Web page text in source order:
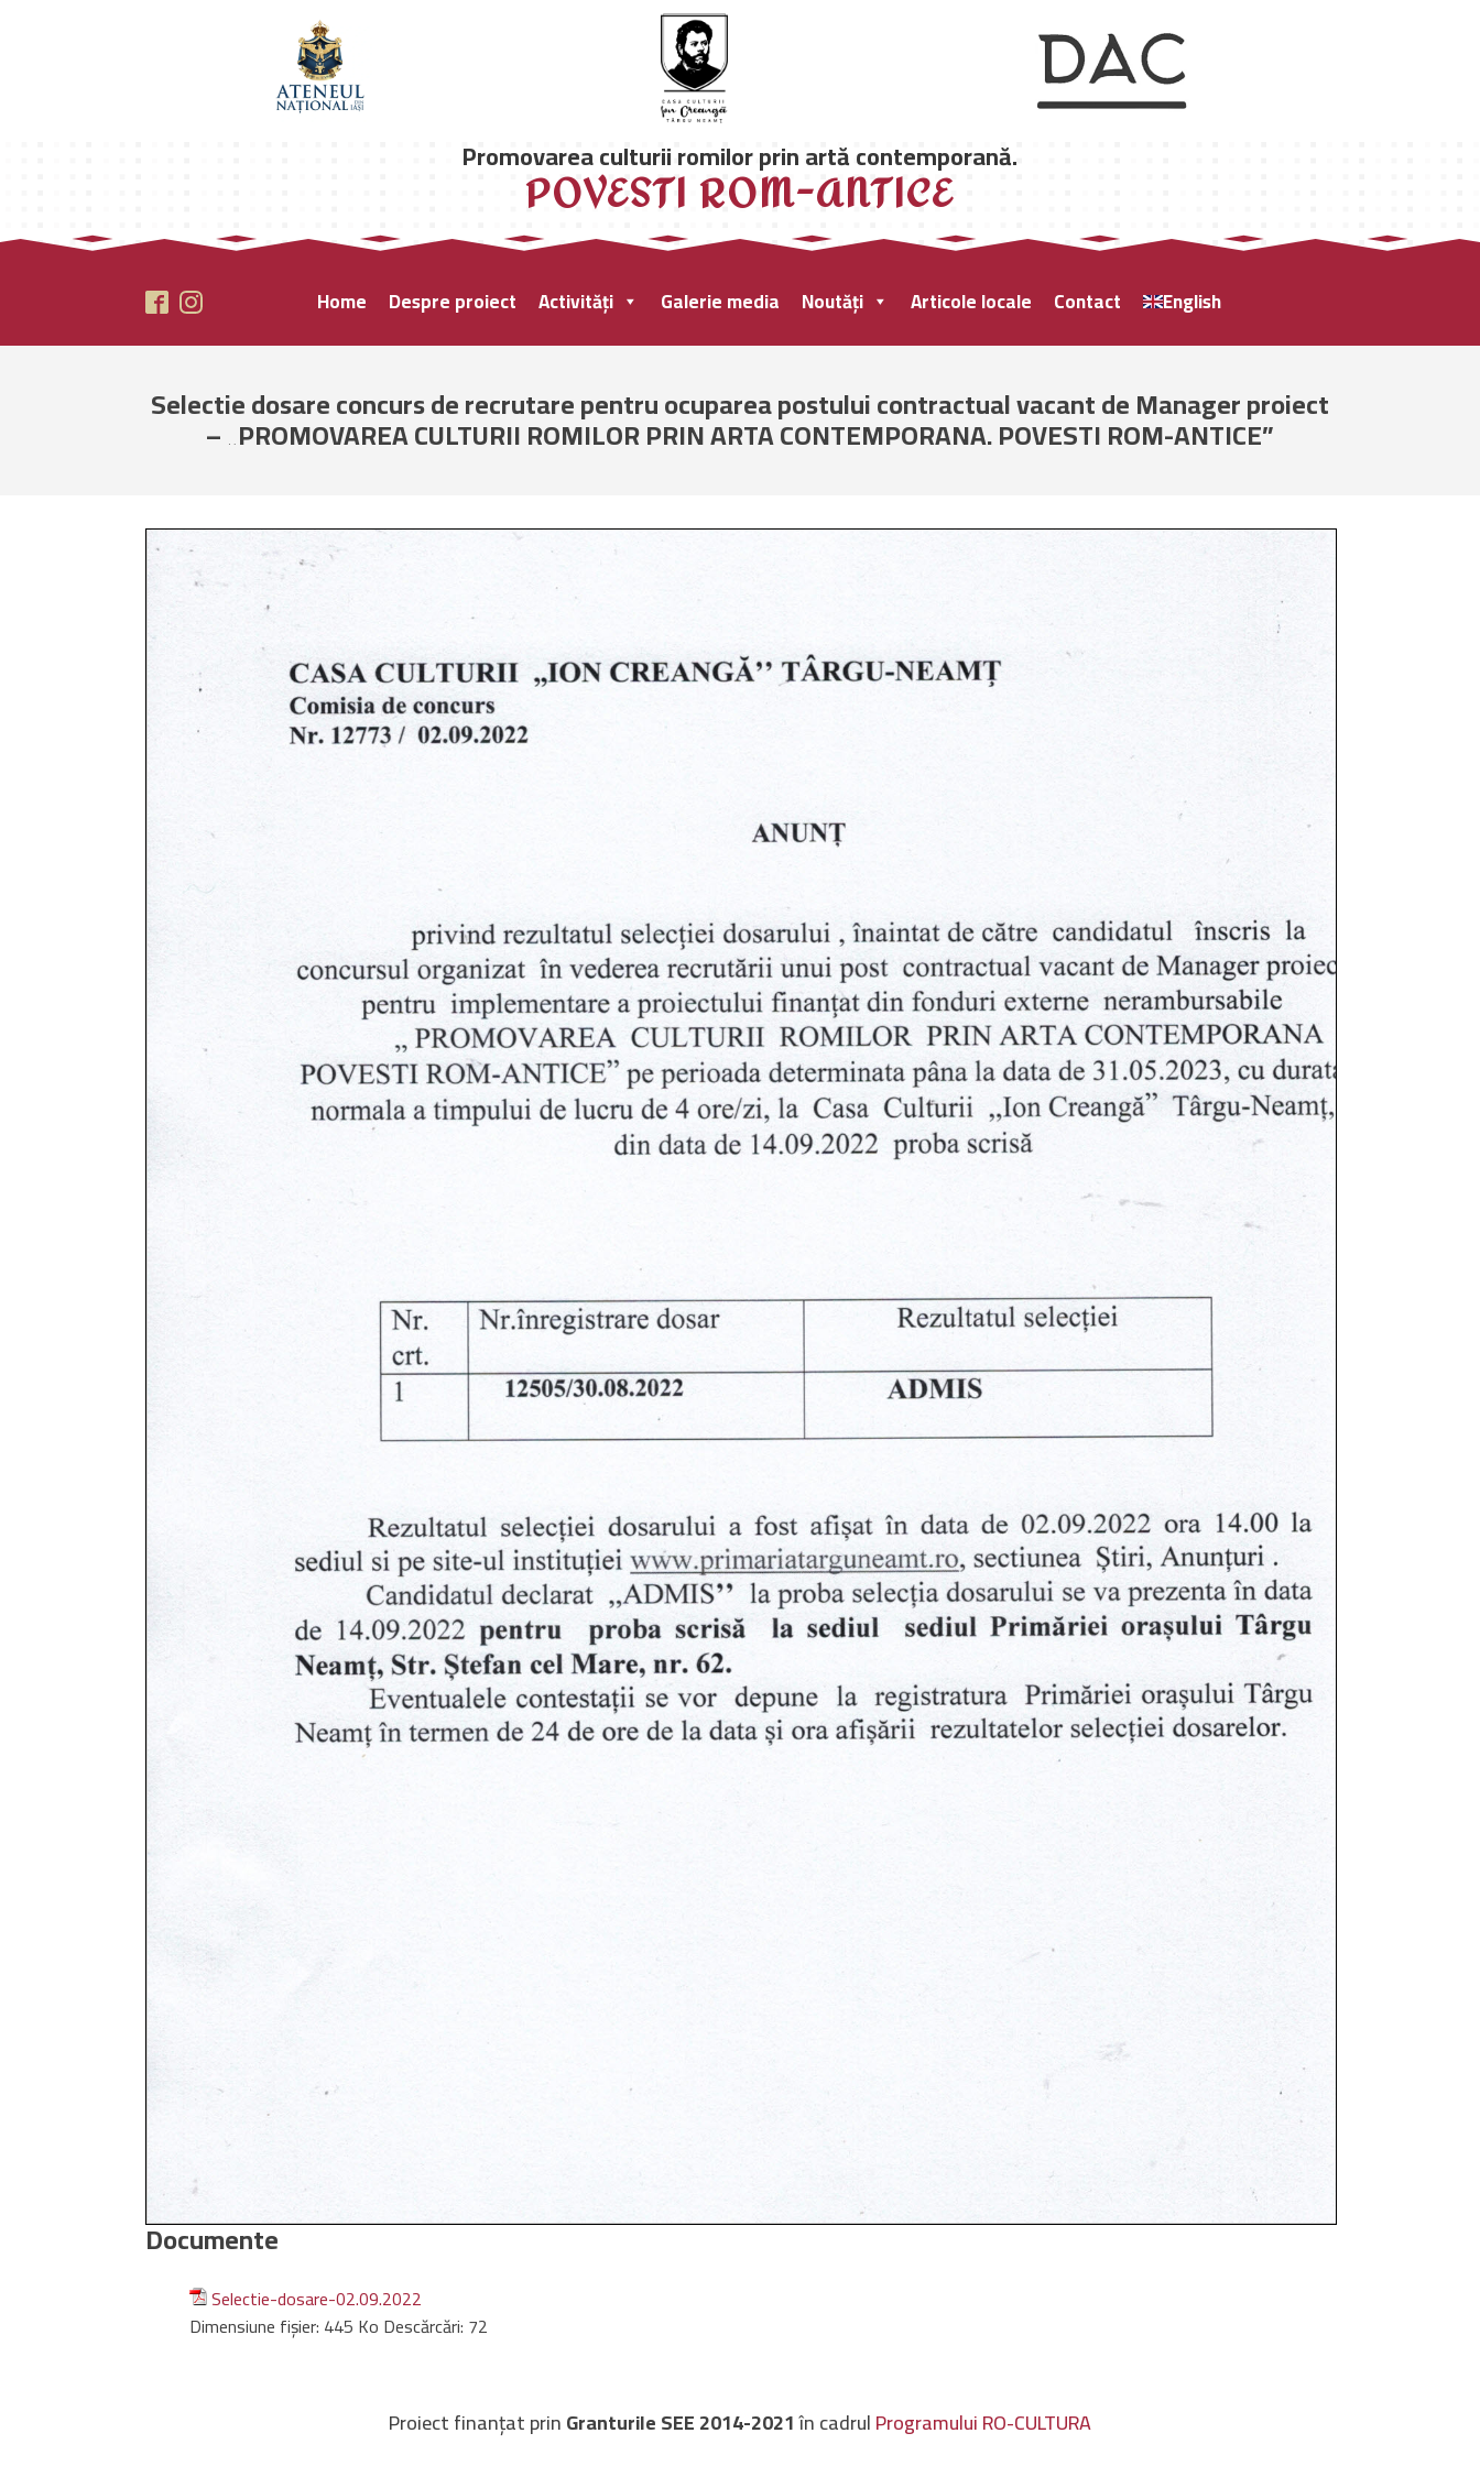
Promovarea culturii romilor prin artă contemporană.
POVESTI ROM-ANTICE
Home Despre proiect Activități Galerie media Noutăți Articole locale Contact English
Selectie dosare concurs de recrutare pentru ocuparea postului contractual vacant de Manager proiect
– „PROMOVAREA CULTURII ROMILOR PRIN ARTA CONTEMPORANA. POVESTI ROM-ANTICE”
Documente
Selectie-dosare-02.09.2022
Dimensiune fișier: 445 Ko Descărcări: 72
Proiect finanțat prinGranturile SEE 2014-2021în cadrulProgramului RO-CULTURA